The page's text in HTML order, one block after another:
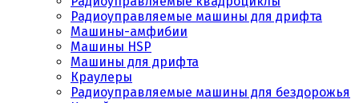
Радиоуправляемые машины для дрифта
Машины-амфибии
Машины HSP
Машины для дрифта
Краулеры
Радиоуправляемые машины для бездорожья